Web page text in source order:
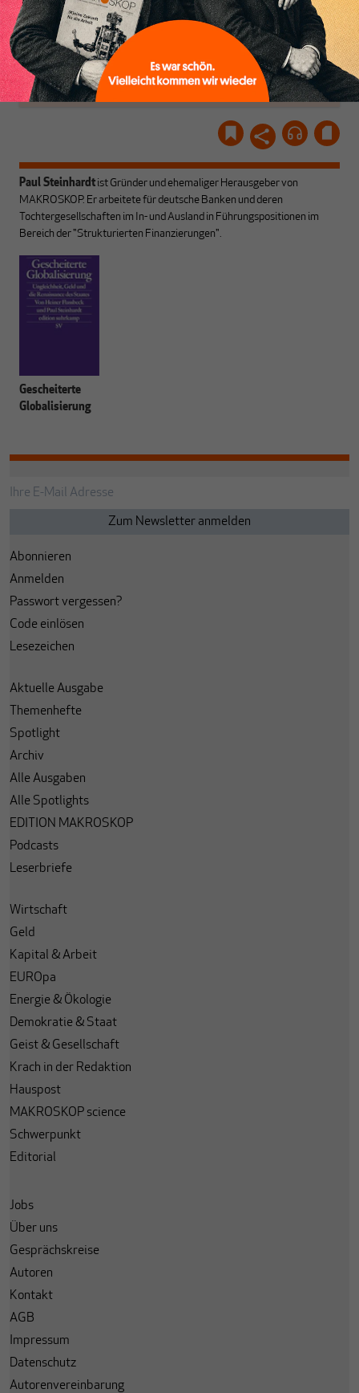
Gemeinsam scheren wir
aus den schmaler
werdenden Leitplanken
des Denkens aus.
Schon Abonnent? Dann
einloggen!
Paul Steinhardt ist Gründer und ehemaliger Herausgeber von
MAKROSKOP. Er arbeitete für deutsche Banken und deren
Tochtergesellschaften im In- und Ausland in Führungspositionen im
Bereich der "Strukturierten Finanzierungen".
Gescheiterte
Globalisierung
Abonnieren
Anmelden
Passwort vergessen?
Code einlösen
Lesezeichen
Aktuelle Ausgabe
Themenhefte
Spotlight
Archiv
Alle Ausgaben
Alle Spotlights
EDITION MAKROSKOP
Podcasts
Leserbriefe
Wirtschaft
Geld
Kapital & Arbeit
EUROpa
Energie & Ökologie
Demokratie & Staat
Geist & Gesellschaft
Krach in der Redaktion
Hauspost
MAKROSKOP science
Schwerpunkt
Editorial
Jobs
Über uns
Gesprächskreise
Autoren
Kontakt
AGB
Impressum
Datenschutz
Autorenvereinbarung